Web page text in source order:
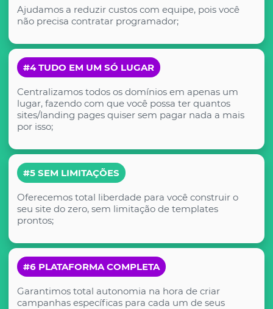
Ajudamos a reduzir custos com equipe, pois você
não precisa contratar programador;
#4 TUDO EM UM SÓ LUGAR
Centralizamos todos os domínios em apenas um
lugar, fazendo com que você possa ter quantos
sites/landing pages quiser sem pagar nada a mais
por isso;
#5 SEM LIMITAÇÕES
Oferecemos total liberdade para você construir o
seu site do zero, sem limitação de templates
prontos;
#6 PLATAFORMA COMPLETA
Garantimos total autonomia na hora de criar
campanhas específicas para cada um de seus